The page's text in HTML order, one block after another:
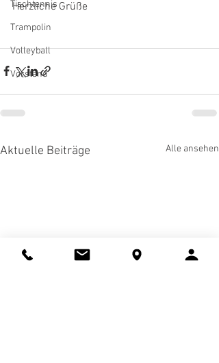
Tischtennis
Trampolin
Volleyball
Vorstand
Herzliche Grüße
Aktuelle Beiträge Alle ansehen